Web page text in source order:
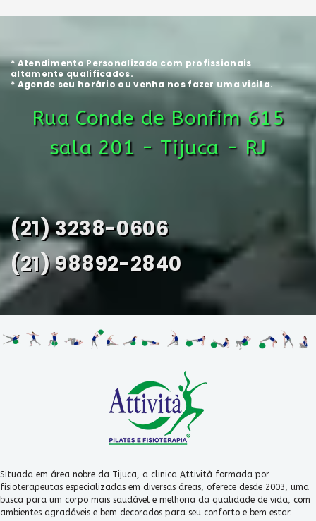
* Atendimento Personalizado com profissionais
altamente qualificados.
* Agende seu horário ou venha nos fazer uma visita.
Rua Conde de Bonfim 615
sala 201 - Tijuca - RJ
(21) 3238-0606
(21) 98892-2840
Situada em área nobre da Tijuca, a clinica Attività formada por
fisioterapeutas especializadas em diversas áreas, oferece desde 2003, uma
busca para um corpo mais saudável e melhoria da qualidade de vida, com
ambientes agradáveis e bem decorados para seu conforto e bem estar.